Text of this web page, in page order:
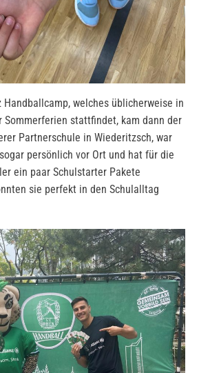
Handballcamp, welches üblicherweise in
Sommerferien stattfindet, kam dann der
Partnerschule in Wiederitzsch, war
persönlich vor Ort und hat für die
ein paar Schulstarter Pakete
sie perfekt in den Schulalltag